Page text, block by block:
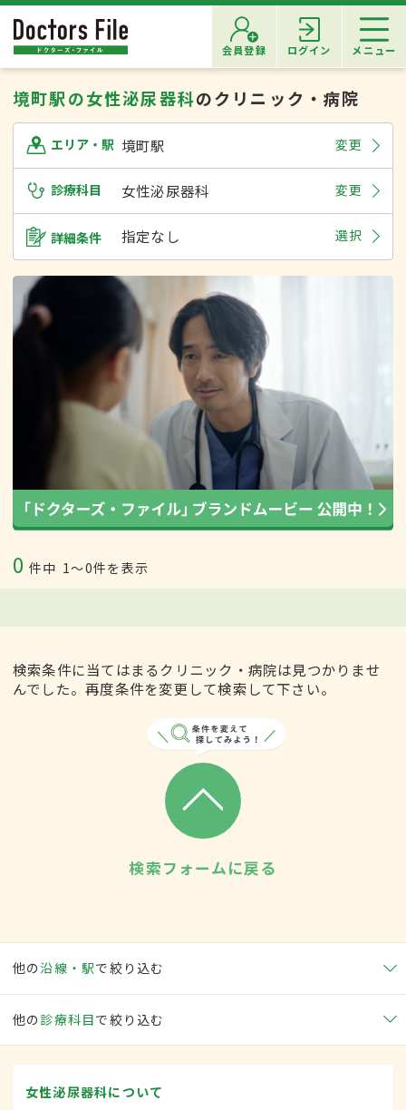
会員登録 ログイン メニュー
境町駅の女性泌尿器科のクリニック・病院
エリア・駅 境町駅 変更
診療科目 女性泌尿器科 変更
詳細条件 指定なし 選択
0 件中 1〜0件を表示
検索条件に当てはまるクリニック・病院は見つかりませ
んでした。再度条件を変更して検索して下さい。
検索フォームに戻る
他の沿線・駅で絞り込む
他の 診療科目で絞り込む
女性泌尿器科について